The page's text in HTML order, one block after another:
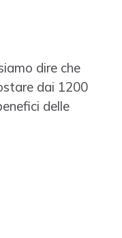
dire che
dai 1200
delle